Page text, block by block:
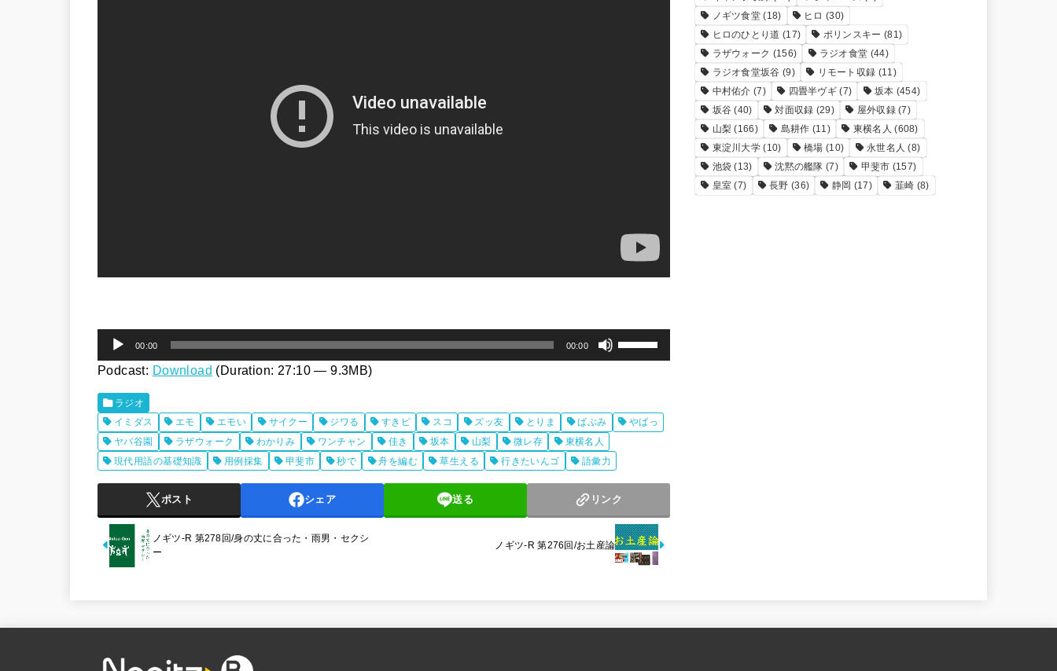
声
レ
ー
ヤ
ー
00:00 00:00
ボ
リ
ー
節
は
上
印
Podcast: Download (Duration: 27:10 — 9.3MB)
ラジオ
イミダス
エモ エモい サイクー ジワる すきピ スコ ズッ友 とりま ばぶみ
やばっ
ヤバ谷園
ラザウォーク わかりみ ワンチャン 佳き 坂本 山梨 微レ存
東横名人
現代用語の基礎知識
用例採集 甲斐市 秒で 舟を編む 草生える 行きたいんゴ 語彙力
ポスト シェア 送る リンク
ノギツ-R 第278回/身の丈に合った・雨男・セクシ
ー
ノギツ-R 第276回/お土産論
ノギツ食堂 (18) ヒロ (30)
ヒロのひとり道 (17) ポリンスキー (81)
ラザウォーク (156) ラジオ食堂 (44)
ラジオ食堂坂谷 (9) リモート収録 (11)
中村佑介 (7) 四畳半ヴギ (7) 坂本 (454)
坂谷 (40) 対面収録 (29) 屋外収録(7)
山梨 (166) 島耕作 (11) 東横名人 (608)
東淀川大学 (10) 橋場 (10) 永世名人 (8)
池袋 (13) 沈黙の艦隊 (7) 甲斐市 (157)
皇室 (7) 長野 (36) 静岡 (17) 韮崎 (8)